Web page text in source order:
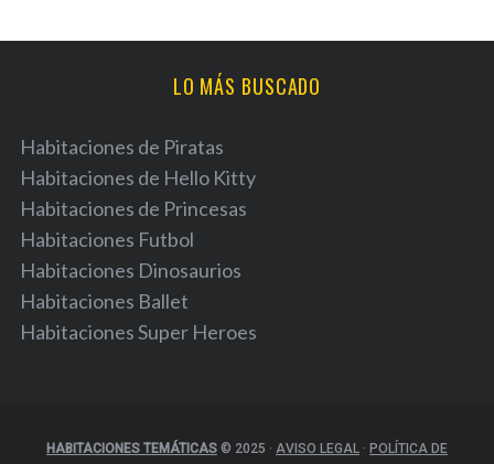
LO MÁS BUSCADO
Habitaciones de Piratas
Habitaciones de Hello Kitty
Habitaciones de Princesas
Habitaciones Futbol
Habitaciones Dinosaurios
Habitaciones Ballet
Habitaciones Super Heroes
HABITACIONES TEMÁTICAS© 2025 · AVISO LEGAL · POLÍTICA DE